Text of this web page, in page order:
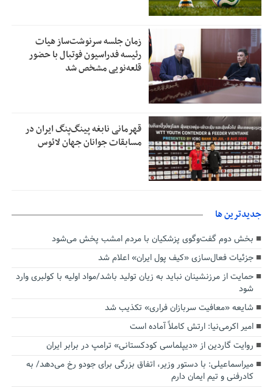
زمان جلسه سرنوشت‌ساز هیات
رئیسه فدراسیون فوتبال با حضور
قلعه‌نویی مشخص شد
قهرمانی نابغه پینگ‌پنگ ایران در
مسابقات جوانان جهان لائوس
جديدترين ها
بخش دوم گفت‌وگوی پزشکیان با مردم امشب پخش می‌شود
جزئیات فعال‌سازی «کیف پول ایران» اعلام شد
حمایت از مرزنشینان نباید به زیان تولید باشد/مواد اولیه با کولبری وارد
شود
شایعه «معافیت سربازان فراری» تکذیب شد
امیر اکرمی‌نیا: ارتش کاملاً آماده است
روایت گاردین از «دیپلماسی کودکستانی» ترامپ در برابر ایران
میراسماعیلی: با دستور وزیر، اتفاق بزرگی برای جودو رخ می‌دهد/ به
کادرفنی و تیم ایمان دارم